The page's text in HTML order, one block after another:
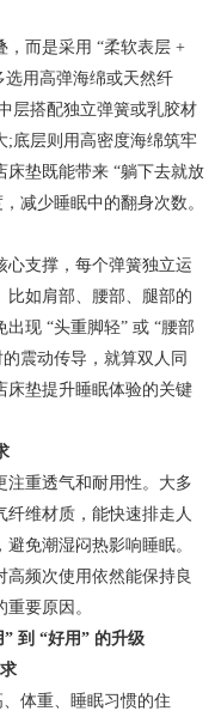
而是采用 “柔软表层 +
选用高弹海绵或天然纤
层搭配独立弹簧或乳胶材
;底层则用高密度海绵筑牢
垫既能带来 “躺下去就放
减少睡眠中的翻身次数。
支撑，每个弹簧独立运
比如肩部、腰部、腿部的
现 “头重脚轻” 或 “腰部
震动传导，就算双人同
床垫提升睡眠体验的关键
重透气和耐用性。大多
维材质，能快速排走人
免潮湿闷热影响睡眠。
高频次使用依然能保持良
要原因。
到 “好用” 的升级
体重、睡眠习惯的住